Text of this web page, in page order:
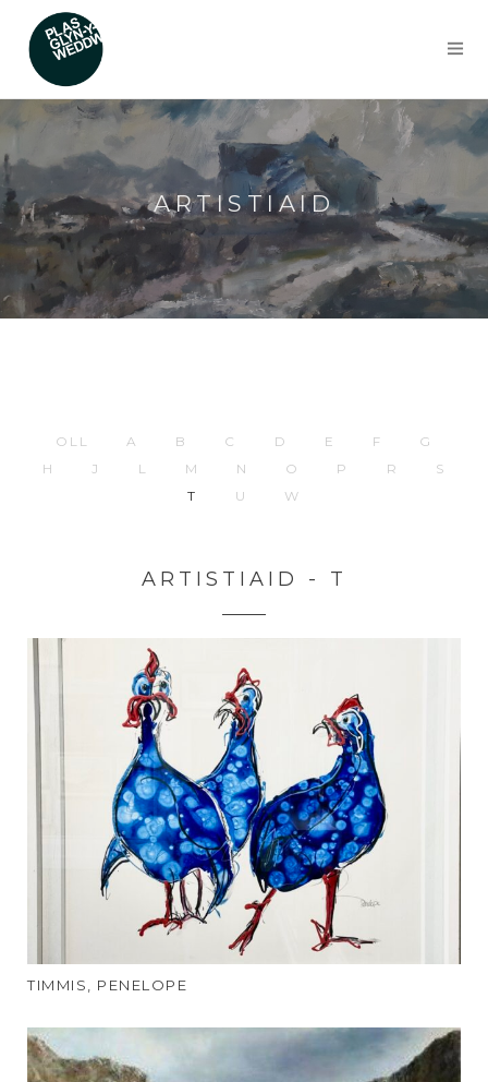
ARTISTIAID
OLL A B C D E F
G
H
J L M N O P R
S
T
U W
ARTISTIAID - T
TIMMIS, PENELOPE